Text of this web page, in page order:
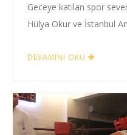
Geceye katılan spor
Hülya Okur ve İstanbul
DEVAMINI OKU